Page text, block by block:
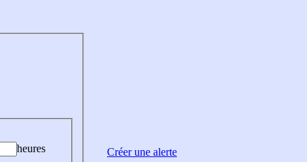
heures
Créer une alerte